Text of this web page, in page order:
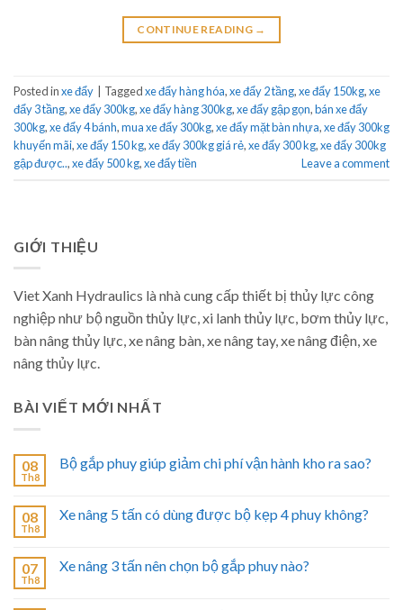
CONTINUE READING →
Posted inxe đẩy Taggedxe đẩy hàng hóa,xe đẩy 2 tầng,xe đẩy 150kg,xe
đẩy 3 tầng,xe đẩy 300kg,xe đẩy hàng 300kg,xe đẩy gập gọn,bán xe đẩy
300kg,xe đẩy 4 bánh,mua xe đẩy 300kg,xe đẩy mặt bàn nhựa,xe đẩy 300kg
khuyến mãi,xe đẩy 150 kg,xe đẩy 300kg giá rẻ,xe đẩy 300 kg,xe đẩy 300kg
gập được..,xe đẩy 500 kg,xe đẩy tiền Leave a comment
GIỚI THIỆU
Viet Xanh Hydraulics là nhà cung cấp thiết bị thủy lực công
nghiệp như bộ nguồn thủy lực, xi lanh thủy lực, bơm thủy lực,
bàn nâng thủy lực, xe nâng bàn, xe nâng tay, xe nâng điện, xe
nâng thủy lực.
BÀI VIẾT MỚI NHẤT
08
Th8
Bộ gắp phuy giúp giảm chi phí vận hành kho ra sao?
08
Th8
Xe nâng 5 tấn có dùng được bộ kẹp 4 phuy không?
07
Th8
Xe nâng 3 tấn nên chọn bộ gắp phuy nào?